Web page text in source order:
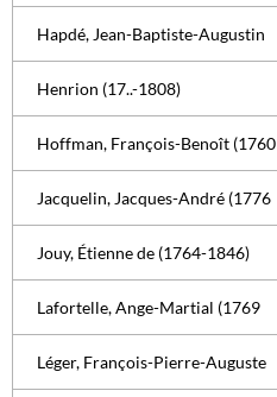
Hapdé, Jean-Baptiste-Augustin
Henrion (17..-1808)
Hoffman, François-Benoît (1760
Jacquelin, Jacques-André (1776
Jouy, Étienne de (1764-1846)
Lafortelle, Ange-Martial (1769
Léger, François-Pierre-Auguste